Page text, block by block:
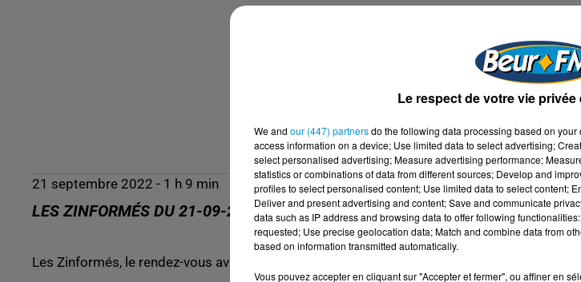
21 septembre 2022 - 1 h 9 min
LES ZINFORMÉS DU 21-09-2022
Les Zinformés, le rendez-vous avec l'actualité !
Le respect de votre vie
We and our (447) partnersdo the following data processing based on
access information on a device; Use limited data to select advertising;
select personalised advertising; Measure advertising performance;
statistics or combinations of data from different sources; Develop and
profiles to select personalised content; Use limited data to select content;
Deliver and present advertising and content; Save and communicate
data such as IP address and browsing data to offer following
requested; Use precise geolocation data; Match and combine data from
based on information transmitted automatically.
Vous pouvez accepter en cliquant sur "Accepter et fermer", ou affiner en